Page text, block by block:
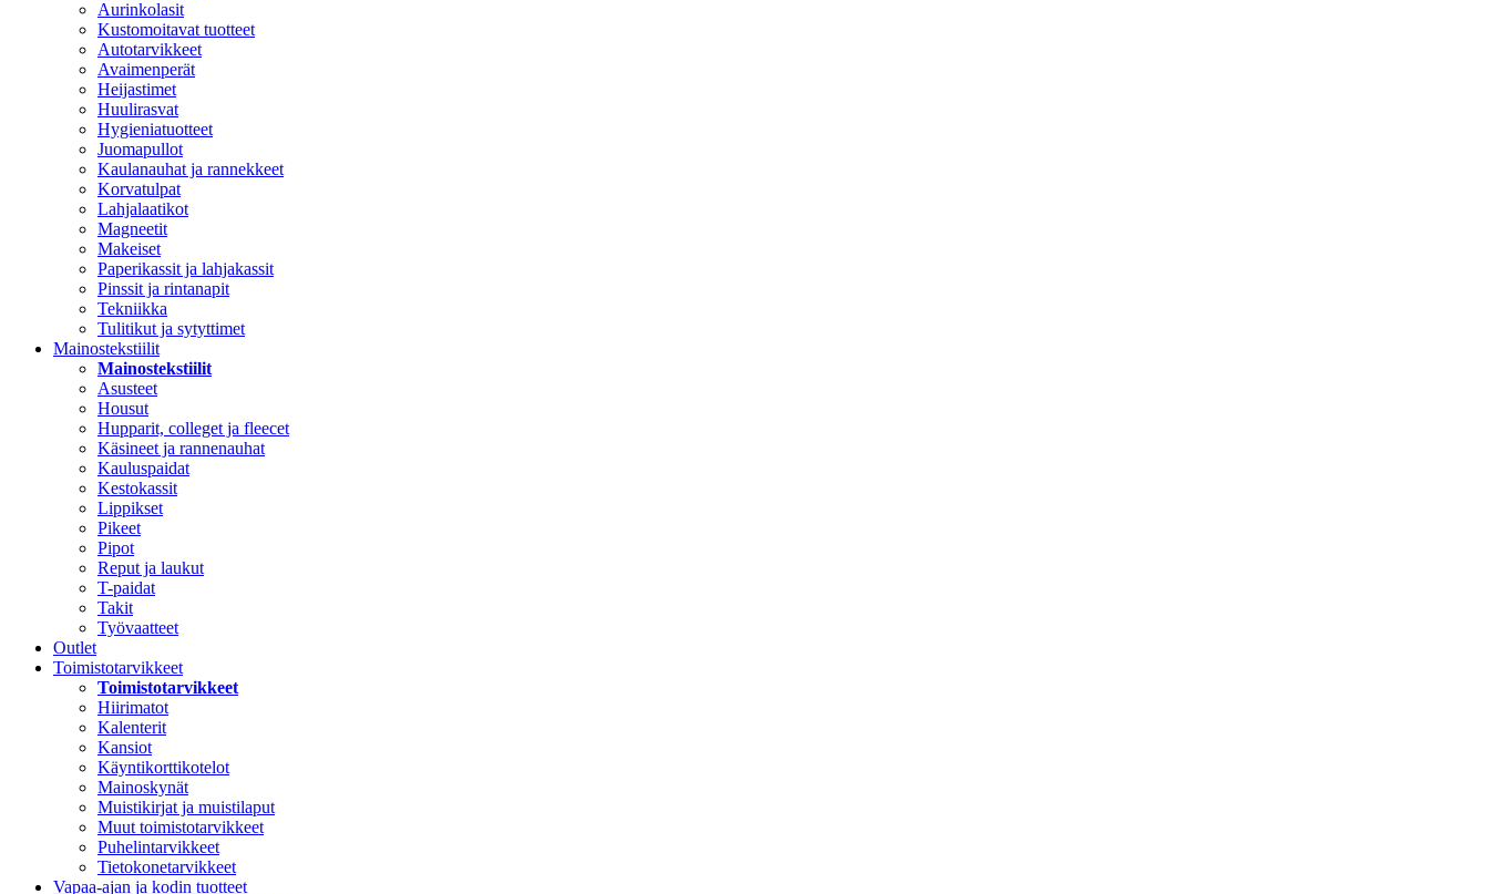
Aurinkolasit
Kustomoitavat tuotteet
Autotarvikkeet
Avaimenperät
Heijastimet
Huulirasvat
Hygieniatuotteet
Juomapullot
Kaulanauhat ja rannekkeet
Korvatulpat
Lahjalaatikot
Magneetit
Makeiset
Paperikassit ja lahjakassit
Pinssit ja rintanapit
Tekniikka
Tulitikut ja sytyttimet
Mainostekstiilit
Mainostekstiilit
Asusteet
Housut
Hupparit, colleget ja fleecet
Käsineet ja rannenauhat
Kauluspaidat
Kestokassit
Lippikset
Pikeet
Pipot
Reput ja laukut
T-paidat
Takit
Työvaatteet
Outlet
Toimistotarvikkeet
Toimistotarvikkeet
Hiirimatot
Kalenterit
Kansiot
Käyntikorttikotelot
Mainoskynät
Muistikirjat ja muistilaput
Muut toimistotarvikkeet
Puhelintarvikkeet
Tietokonetarvikkeet
Vapaa-ajan ja kodin tuotteet